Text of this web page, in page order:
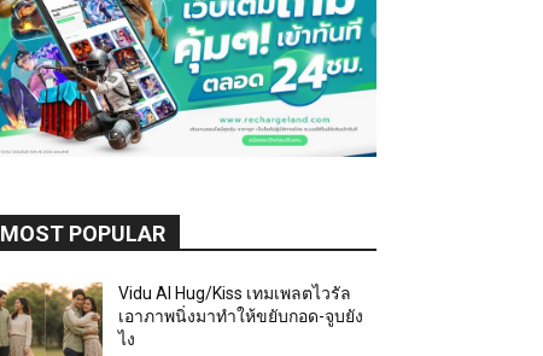
MOST POPULAR
Vidu AI Hug/Kiss เทมเพลตไวรัล
เอาภาพนิ่งมาทำให้ขยับกอด-จูบยัง
ไง